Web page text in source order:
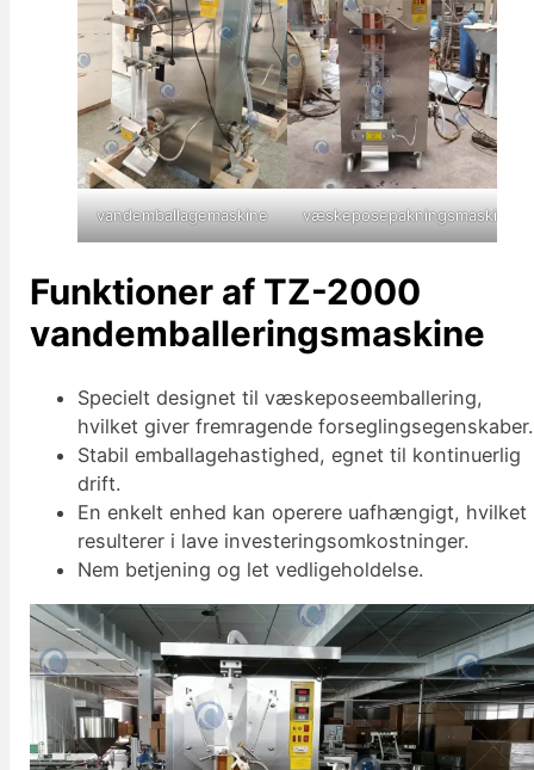
vandemballagemaskine væskeposepakningsmaskine
Funktioner af TZ-2000
vandemballeringsmaskine
Specielt designet til væskeposeemballering,
hvilket giver fremragende forseglingsegenskaber.
Stabil emballagehastighed, egnet til kontinuerlig
drift.
En enkelt enhed kan operere uafhængigt, hvilket
resulterer i lave investeringsomkostninger.
Nem betjening og let vedligeholdelse.